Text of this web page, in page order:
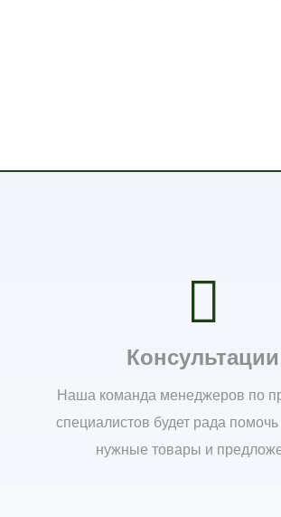
Консультации
Наша команда менеджеров по
специалистов будет рада
нужные товары и